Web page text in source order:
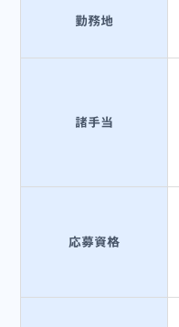
勤務地
諸手当
応募資格